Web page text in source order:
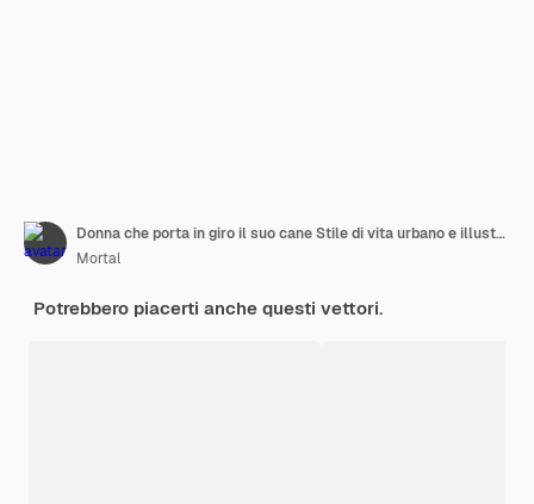
Donna che porta in giro il suo cane Stile di vita urbano e illustrazione di cura degli animali domestici
Mortal
Potrebbero piacerti anche questi vettori.